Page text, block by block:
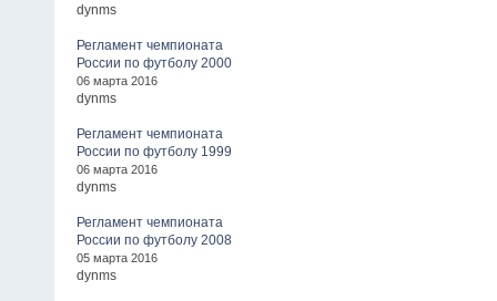
dynms
Регламент чемпионата
России по футболу 2000
06 марта 2016
dynms
Регламент чемпионата
России по футболу 1999
06 марта 2016
dynms
Регламент чемпионата
России по футболу 2008
05 марта 2016
dynms